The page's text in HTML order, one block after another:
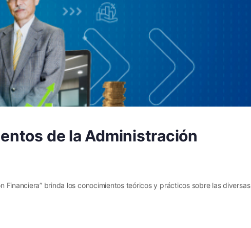
de la Administración
Financiera” brinda los conocimientos teóricos y prácticos sobre las diversas